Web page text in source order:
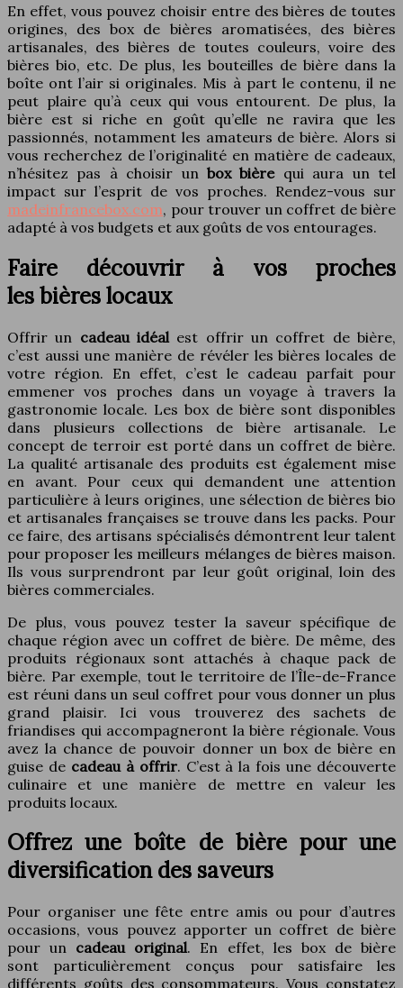
En effet, vous pouvez choisir entre des bières de toutes
origines, des box de bières aromatisées, des bières
artisanales, des bières de toutes couleurs, voire des
bières bio, etc. De plus, les bouteilles de bière dans la
boîte ont l’air si originales. Mis à part le contenu, il ne
peut plaire qu’à ceux qui vous entourent. De plus, la
bière est si riche en goût qu’elle ne ravira que les
passionnés, notamment les amateurs de bière. Alors si
vous recherchez de l’originalité en matière de cadeaux,
n’hésitez pas à choisir un box bièrequi aura un tel
impact sur l’esprit de vos proches. Rendez-vous sur
madeinfrancebox.com, pour trouver un coffret de bière
adapté à vos budgets et aux goûts de vos entourages.
Faire découvrir à vos proches
les bières locaux
Offrir un cadeau idéal est offrir un coffret de bière,
c’est aussi une manière de révéler les bières locales de
votre région. En effet, c’est le cadeau parfait pour
emmener vos proches dans un voyage à travers la
gastronomie locale. Les box de bière sont disponibles
dans plusieurs collections de bière artisanale. Le
concept de terroir est porté dans un coffret de bière.
La qualité artisanale des produits est également mise
en avant. Pour ceux qui demandent une attention
particulière à leurs origines, une sélection de bières bio
et artisanales françaises se trouve dans les packs. Pour
ce faire, des artisans spécialisés démontrent leur talent
pour proposer les meilleurs mélanges de bières maison.
Ils vous surprendront par leur goût original, loin des
bières commerciales.
De plus, vous pouvez tester la saveur spécifique de
chaque région avec un coffret de bière. De même, des
produits régionaux sont attachés à chaque pack de
bière. Par exemple, tout le territoire de l’Île-de-France
est réuni dans un seul coffret pour vous donner un plus
grand plaisir. Ici vous trouverez des sachets de
friandises qui accompagneront la bière régionale. Vous
avez la chance de pouvoir donner un box de bière en
guise de cadeau à offrir. C’est à la fois une découverte
culinaire et une manière de mettre en valeur les
produits locaux.
Offrez une boîte de bière pour une
diversification des saveurs
Pour organiser une fête entre amis ou pour d’autres
occasions, vous pouvez apporter un coffret de bière
pour un cadeau original. En effet, les box de bière
sont particulièrement conçus pour satisfaire les
différents goûts des consommateurs. Vous constatez